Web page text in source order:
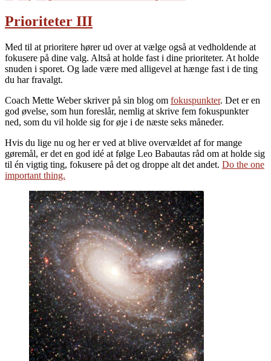
Prioriteter III
Med til at prioritere hører ud over at vælge også at vedholdende at
fokusere på dine valg. Altså at holde fast i dine prioriteter. At holde
snuden i sporet. Og lade være med alligevel at hænge fast i de ting
du har fravalgt.
Coach Mette Weber skriver på sin blog om fokuspunkter. Det er en
god øvelse, som hun foreslår, nemlig at skrive fem fokuspunkter
ned, som du vil holde sig for øje i de næste seks måneder.
Hvis du lige nu og her er ved at blive overvældet af for mange
gøremål, er det en god idé at følge Leo Babautas råd om at holde sig
til én vigtig ting, fokusere på det og droppe alt det andet. Do the one
important thing.